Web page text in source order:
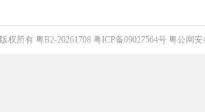
版权所有 粤B2-20261708 粤ICP备09027564号 粤公网安